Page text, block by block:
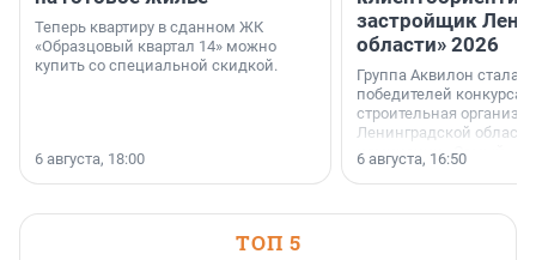
Теперь квартиру в сданном ЖК
«Образцовый квартал 14» можно
купить со специальной скидкой.
6 августа, 18:00
застройщик
области» 2026
Группа Аквилон стала
победителей конкурса
строительная
Ленинградской области
номинации «Самый
застройщик
области».
6 августа, 16:50
ТОП 5